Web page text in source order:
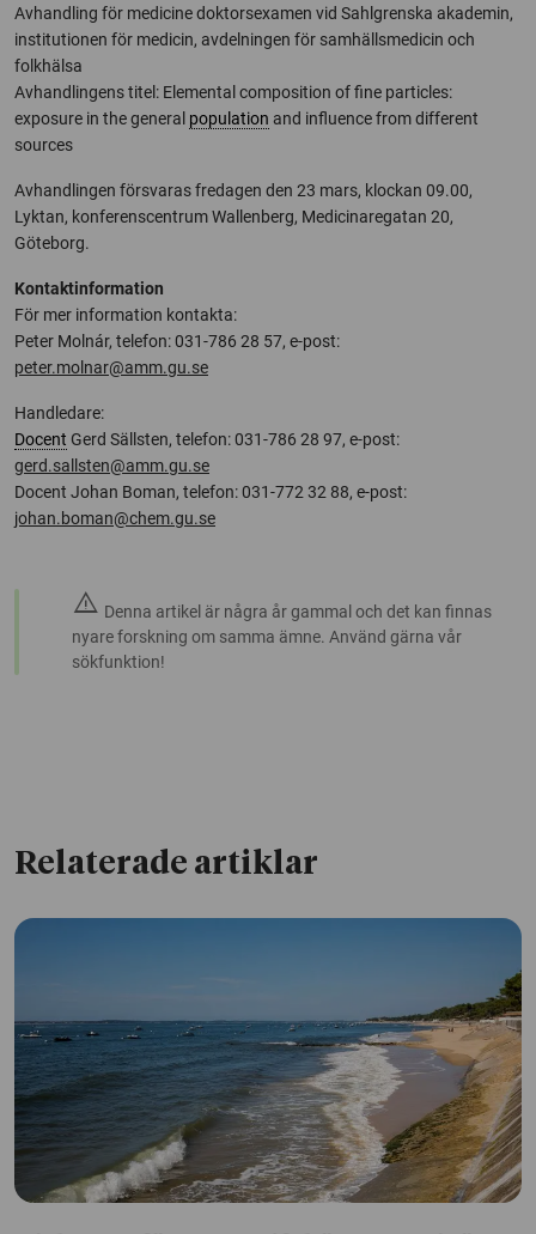
Avhandling för medicine doktorsexamen vid Sahlgrenska akademin,
institutionen för medicin, avdelningen för samhällsmedicin och
folkhälsa
Avhandlingens titel: Elemental composition of fine particles:
exposure in the general population and influence from different
sources
Avhandlingen försvaras fredagen den 23 mars, klockan 09.00,
Lyktan, konferenscentrum Wallenberg, Medicinaregatan 20,
Göteborg.
Kontaktinformation
För mer information kontakta:
Peter Molnár, telefon: 031-786 28 57, e-post:
peter.molnar@amm.gu.se
Handledare:
Docent Gerd Sällsten, telefon: 031-786 28 97, e-post:
gerd.sallsten@amm.gu.se
Docent Johan Boman, telefon: 031-772 32 88, e-post:
johan.boman@chem.gu.se
warning Denna artikel är några år gammal och det kan finnas
nyare forskning om samma ämne. Använd gärna vår
sökfunktion!
Relaterade artiklar